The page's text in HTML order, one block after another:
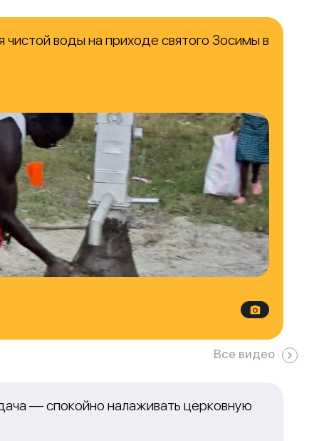
воды на приходе святого Зосимы в
Все видео
— спокойно налаживать церковную